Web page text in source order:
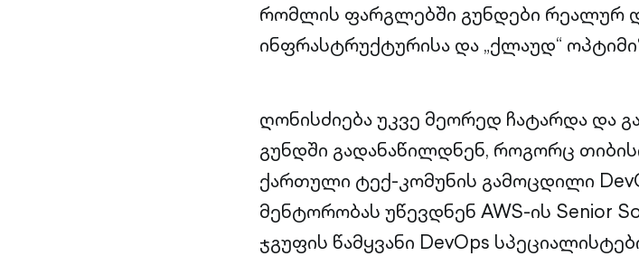
რომლის ფარგლებში გუნდები რეალურ
ინფრასტრუქტურისა და „ქლაუდ“
ღონისძიება უკვე მეორედ ჩატარდა და
გუნდში გადანაწილდნენ, როგორც
ქართული ტექ-კომუნის გამოცდილი
მენტორობას უწევდნენ AWS-ის Senior
ჯგუფის წამყვანი DevOps